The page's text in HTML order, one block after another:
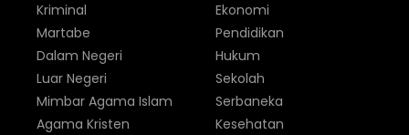
Kriminal
Martabe
Dalam Negeri
Luar Negeri
Ekonomi
Pendidikan
Hukum
Sekolah
Mimbar Agama Islam
Agama Kristen
Serbaneka
Kesehatan